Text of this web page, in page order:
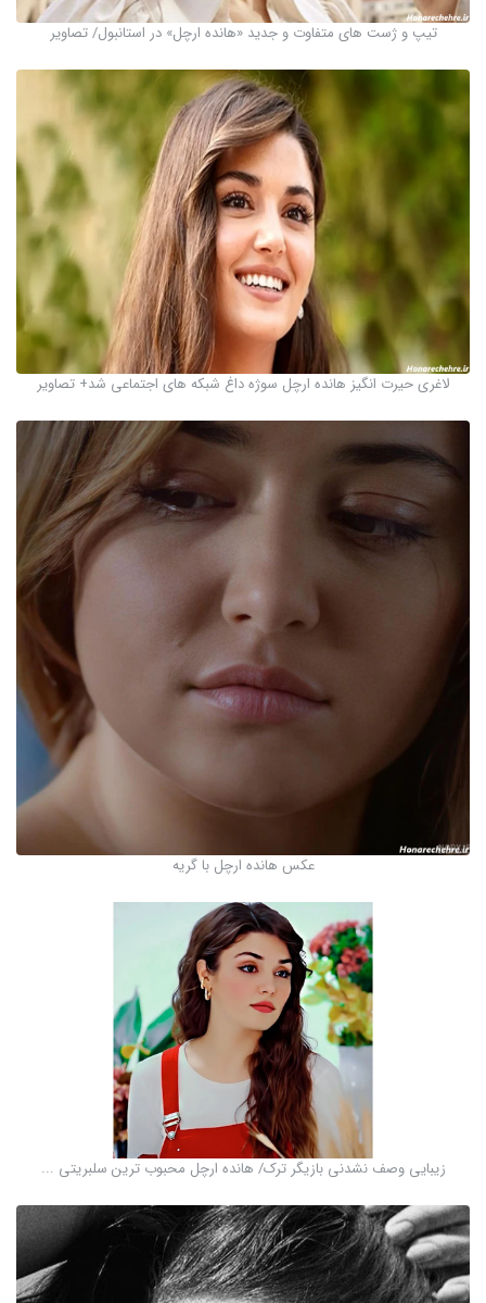
تیپ و ژست های متفاوت و جدید «هانده ارچل» در استانبول/ تصاویر
لاغری حیرت انگیز هانده ارچل سوژه داغ شبکه های اجتماعی شد+ تصاویر
عکس هانده ارچل با گریه
زیبایی وصف نشدنی بازیگر ترک/ هانده ارچل محبوب ترین سلبریتی ...